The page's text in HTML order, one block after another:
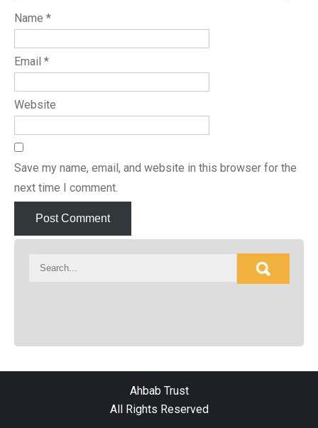
Name *
Email *
Website
Save my name, email, and website in this browser for the
next time I comment.
Ahbab Trust
All Rights Reserved